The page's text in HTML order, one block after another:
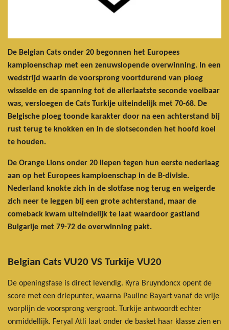
De Belgian Cats onder 20 begonnen het Europees
kampioenschap met een zenuwslopende overwinning. In een
wedstrijd waarin de voorsprong voortdurend van ploeg
wisselde en de spanning tot de allerlaatste seconde voelbaar
was, versloegen de Cats Turkije uiteindelijk met 70-68. De
Belgische ploeg toonde karakter door na een achterstand bij
rust terug te knokken en in de slotseconden het hoofd koel
te houden.
De Orange Lions onder 20 liepen tegen hun eerste nederlaag
aan op het Europees kampioenschap in de B-divisie.
Nederland knokte zich in de slotfase nog terug en weigerde
zich neer te leggen bij een grote achterstand, maar de
comeback kwam uiteindelijk te laat waardoor gastland
Bulgarije met 79-72 de overwinning pakt.
Belgian Cats VU20 VS Turkije VU20
De openingsfase is direct levendig. Kyra Bruyndoncx opent de
score met een driepunter, waarna Pauline Bayart vanaf de vrije
worplijn de voorsprong vergroot. Turkije antwoordt echter
onmiddellijk. Feryal Atli laat onder de basket haar klasse zien en